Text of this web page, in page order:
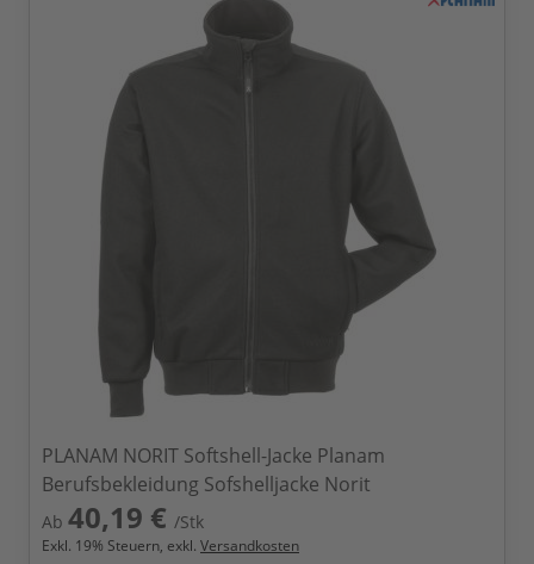
PLANAM NORIT Softshell-Jacke Planam
Berufsbekleidung Sofshelljacke Norit
Ab 40,19 € /Stk
Exkl. 19% Steuern, exkl. Versandkosten